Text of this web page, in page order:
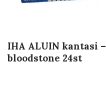
IHA ALUIN kantasi –
bloodstone 24st